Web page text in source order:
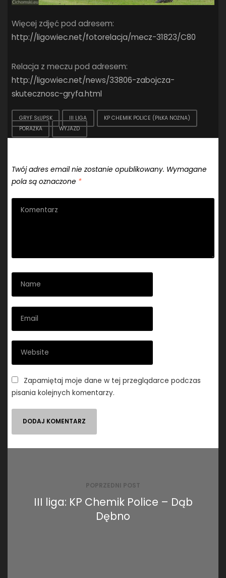
Więcej zdjęć pod adresem:
http://ligowiec.net/fotorelacja/mecz-31823/C80
Relacja z meczu pod adresem:
http://ligowiec.net/news/33806-zabojcza-
skutecznosc-gryfa.html
GRYF SŁUPSK III LIGA
KP CHEMIK POLICE (PIŁKA NOŻNA)
PORAŻKA
WYJAZD
Twój adres email nie zostanie opublikowany. Wymagane
pola są oznaczone *
Zapamiętaj moje dane w tej przeglądarce podczas
pisania kolejnych komentarzy.
POPRZEDNI POST
III liga: KP Chemik Police – Dąb
Dębno